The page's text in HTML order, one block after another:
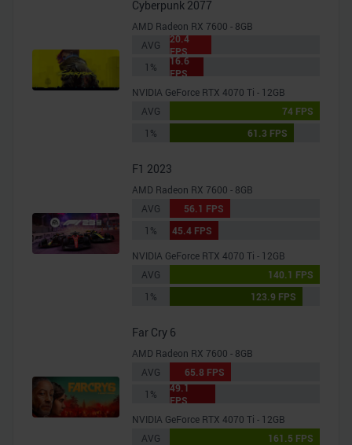
Cyberpunk 2077
AMD Radeon RX 7600 - 8GB
AVG
20.4
FPS
1%
16.6
FPS
NVIDIA GeForce RTX 4070 Ti - 12GB
AVG
74 FPS
1%
61.3 FPS
F1 2023
AMD Radeon RX 7600 - 8GB
AVG
56.1 FPS
1%
45.4 FPS
NVIDIA GeForce RTX 4070 Ti - 12GB
AVG
140.1 FPS
1%
123.9 FPS
Far Cry 6
AMD Radeon RX 7600 - 8GB
AVG
65.8 FPS
1%
49.1
FPS
NVIDIA GeForce RTX 4070 Ti - 12GB
AVG
161.5 FPS